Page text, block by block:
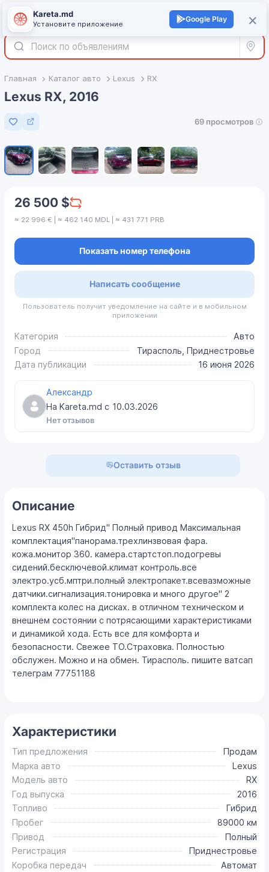
Войти +
Все
Главная Каталог авто Lexus RX
Lexus RX, 2016
Добавить в избранное
69 просмотров
26 500 $
≈ 22 996 € | ≈ 462 140 MDL | ≈ 431 771 PRB
Показать номер телефона
Написать сообщение
Пользователь получит уведомление на сайте и в мобильном
приложении
Категория
Авто
Город
Тирасполь, Приднестровье
Дата публикации
16 июня 2026
Александр
На Kareta.md с 10.03.2026
Нет отзывов
Оставить отзыв
Описание
Lexus RX 450h Гибрид" Полный привод Максимальная
комплектация"панорама.трехлинзвовая фара.
кожа.монитор 360. камера.стартстоп.подогревы
сидений.бесключевой.климат контроль.все
электро.усб.мптри.полный электропакет.всевазможные
датчики.сигнализация.тонировка и много другое" 2
комплекта колес на дисках. в отличном техническом и
внешнем состоянии с потрясающими характеристиками
и динамикой хода. Есть все для комфорта и
безопасности. Свежее ТО.Страховка. Полностью
обслужен. Можно и на обмен. Тирасполь. пишите ватсап
телеграм 77751188
Характеристики
Тип предложения
Продам
Марка авто
Lexus
Модель авто
RX
Год выпуска
2016
Топливо
Гибрид
Пробег
89000 км
Привод
Полный
Регистрация
Приднестровье
Коробка передач
Автомат
×
Kareta.md
Установите приложение
Google Play